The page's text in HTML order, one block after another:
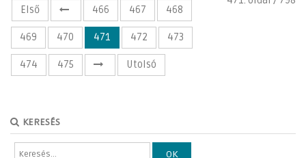
Első
466 467 468
469 470 471 472 473
474 475 Utolsó
KERESÉS
OK